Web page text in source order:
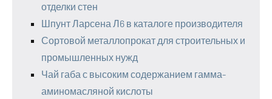
отделки стен
Шпунт Ларсена Л6 в каталоге производителя
Сортовой металлопрокат для строительных и
промышленных нужд
Чай габа с высоким содержанием гамма-
аминомасляной кислоты